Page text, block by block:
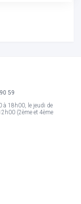
59
à 18h00, le jeudi de
(2ème et 4ème